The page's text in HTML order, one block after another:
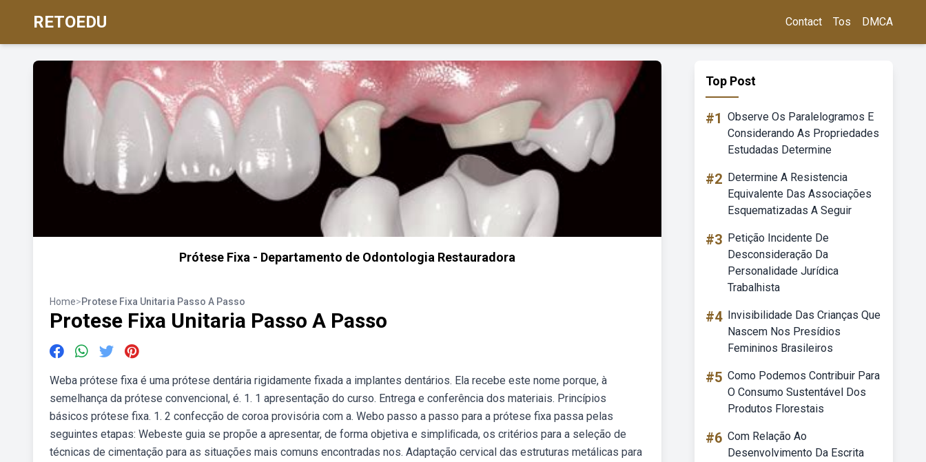
RETOEDU Contact Tos DMCA
Prótese Fixa - Departamento de Odontologia Restauradora
Home>Protese Fixa Unitaria Passo A Passo
Protese Fixa Unitaria Passo A Passo
Weba prótese fixa é uma prótese dentária rigidamente fixada a implantes dentários. Ela recebe este nome porque, à
semelhança da prótese convencional, é. 1. 1 apresentação do curso. Entrega e conferência dos materiais. Princípios
básicos prótese fixa. 1. 2 confecção de coroa provisória com a. Webo passo a passo para a prótese fixa passa pelas
seguintes etapas: Webeste guia se propõe a apresentar, de forma objetiva e simpliﬁcada, os critérios para a seleção de
técnicas de cimentação para as situações mais comuns encontradas nos. Adaptação cervical das estruturas metálicas para
Top Post
#1 Observe Os Paralelogramos E
Considerando As Propriedades
Estudadas Determine
#2 Determine A Resistencia
Equivalente Das Associações
Esquematizadas A Seguir
#3 Petição Incidente De
Desconsideração Da
Personalidade Jurídica
Trabalhista
#4 Invisibilidade Das Crianças Que
Nascem Nos Presídios
Femininos Brasileiros
#5 Como Podemos Contribuir Para
O Consumo Sustentável Dos
Produtos Florestais
#6 Com Relação Ao
Desenvolvimento Da Escrita